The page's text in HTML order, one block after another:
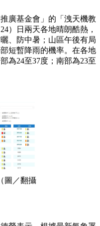
廣基金會」的「洩天機教
）日兩天各地晴朗酷熱，
、防中暑；山區午後有局
短暫降雨的機率。在各地
為24至37度；南部為23至
圖／翻攝